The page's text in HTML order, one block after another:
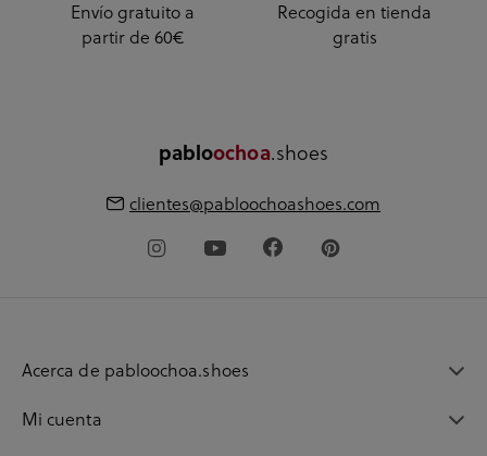
Envío gratuito a
partir de 60€
Recogida en tienda
gratis
pabloochoa.shoes
clientes@pabloochoashoes.com
Acerca de pabloochoa.shoes
Mi cuenta